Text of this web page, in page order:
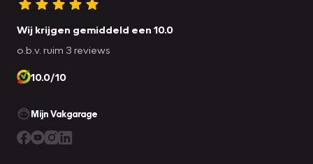
Wij krijgen gemiddeld een 10.0
o.b.v. ruim 3 reviews
10.0/10
Mijn Vakgarage